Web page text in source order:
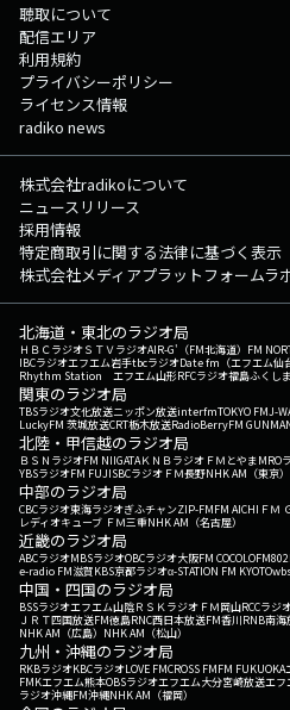
聴取について
配信エリア
利用規約
プライバシーポリシー
ライセンス情報
radiko news
株式会社radikoについて
ニュースリリース
採用情報
特定商取引に関する法律に基づく表示
株式会社メディアプラットフォームラ
北海道・東北のラジオ局
ＨＢＣラジオＳＴＶラジオAIR-G'（FM北海道） FM
IBCラジオエフエム岩手tbcラジオDate fm（エフエム仙
Rhythm Station エフエム山形RFCラジオ福島ふくし
関東のラジオ局
TBSラジオ文化放送ニッポン放送interfmTOKYO FMJ-
LuckyFM 茨城放送CRT栃木放送RadioBerryFM GUNMA
北陸・甲信越のラジオ局
ＢＳＮラジオFM NIIGATAＫＮＢラジオ ＦＭとやまMRO
YBSラジオFM FUJISBCラジオ ＦＭ長野NHK AM（東京）
中部のラジオ局
CBCラジオ東海ラジオぎふチャンZIP-FMFM AICHI ＦＭ
レディオキューブ ＦＭ三重NHK AM（名古屋）
近畿のラジオ局
ABCラジオMBSラジオOBCラジオ大阪FM COCOLOFM802
e-radio FM滋賀KBS京都ラジオα-STATION FM KYOTO
中国・四国のラジオ局
BSSラジオエフエム山陰ＲＳＫラジオ ＦＭ岡山RCCラジ
ＪＲＴ四国放送FM徳島RNC西日本放送FM香川RNB南海
NHK AM（広島） NHK AM（松山）
九州・沖縄のラジオ局
RKBラジオKBCラジオLOVE FMCROSS FMFM FUKUOKA
FMKエフエム熊本OBSラジオエフエム大分宮崎放送エフ
ラジオ沖縄FM沖縄NHK AM（福岡）